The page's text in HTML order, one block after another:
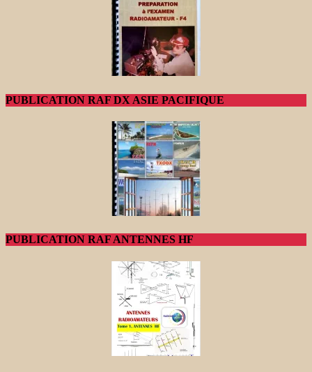
PUBLICATION RAF DX ASIE PACIFIQUE
PUBLICATION RAF ANTENNES HF